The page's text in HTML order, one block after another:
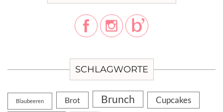
SCHLAGWORTE
Blaubeeren Brot Brunch Cupcakes